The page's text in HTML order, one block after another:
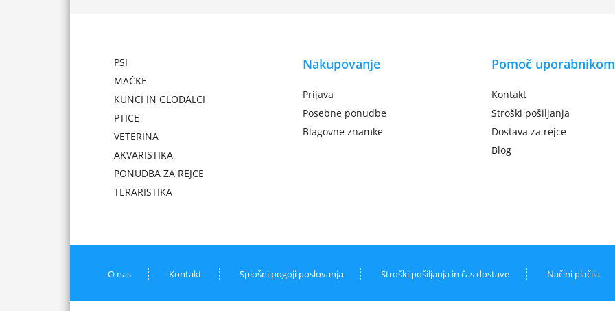
PSI
MAČKE
KUNCI IN GLODALCI
PTICE
VETERINA
AKVARISTIKA
PONUDBA ZA REJCE
TERARISTIKA
Nakupovanje
Prijava
Posebne ponudbe
Blagovne znamke
Pomoč uporabnikom
Kontakt
Stroški pošiljanja
Dostava za rejce
Blog
O nas Kontakt Splošni pogoji poslovanja Stroški pošiljanja in čas dostave Načini plačila